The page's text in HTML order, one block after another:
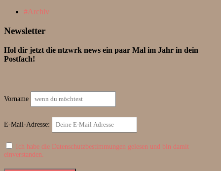
Archiv
Newsletter
Hol dir jetzt die ntzwrk news ein paar Mal im Jahr in dein
Postfach!
Vorname
E-Mail-Adresse:
Ich habe die Datenschutzbestimmungen gelesen und bin damit
einverstanden.